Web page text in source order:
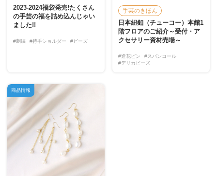
2023-2024福袋発売!たくさん
の手芸の福を詰め込んじゃい
ました!!
#刺繍 #持手ショルダー #ビーズ
手芸のきほん
日本紐釦（チューコー）本館1
階フロアのご紹介～受付・ア
クセサリー資材売場～
#造花ピン
#スパンコール
#デリカビーズ
商品情報